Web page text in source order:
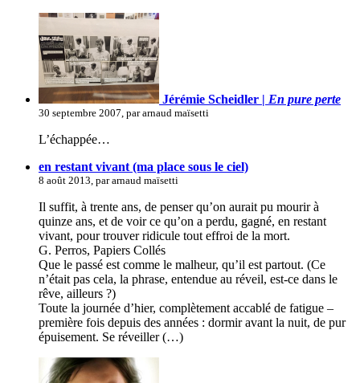
Jérémie Scheidler | En pure perte
30 septembre 2007, par arnaud maïsetti
L’échappée…
en restant vivant (ma place sous le ciel)
8 août 2013, par arnaud maïsetti
Il suffit, à trente ans, de penser qu’on aurait pu mourir à
quinze ans, et de voir ce qu’on a perdu, gagné, en restant
vivant, pour trouver ridicule tout effroi de la mort.
G. Perros, Papiers Collés
Que le passé est comme le malheur, qu’il est partout. (Ce
n’était pas cela, la phrase, entendue au réveil, est-ce dans le
rêve, ailleurs ?)
Toute la journée d’hier, complètement accablé de fatigue –
première fois depuis des années : dormir avant la nuit, de pur
épuisement. Se réveiller (…)